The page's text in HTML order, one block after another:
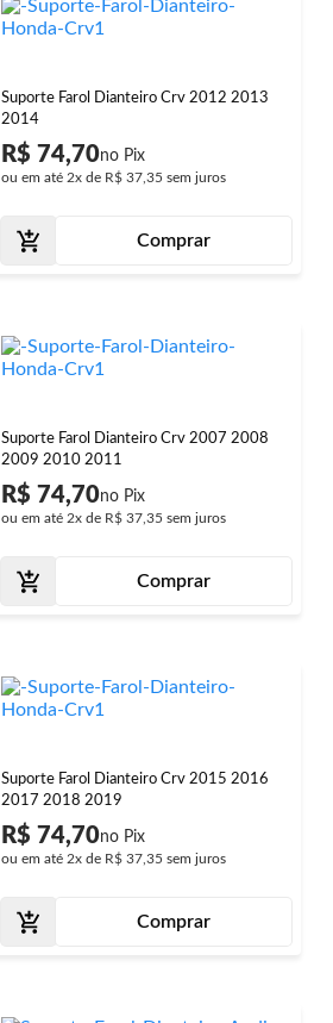
Suporte Farol Dianteiro Crv 2012 2013
2014
R$ 74,70
ou em até 2x de R$ 37,35 sem juros
Comprar
Suporte Farol Dianteiro Crv 2007 2008
2009 2010 2011
R$ 74,70
ou em até 2x de R$ 37,35 sem juros
Comprar
Suporte Farol Dianteiro Crv 2015 2016
2017 2018 2019
R$ 74,70
ou em até 2x de R$ 37,35 sem juros
Comprar